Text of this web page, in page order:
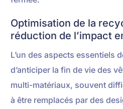
Optimisation de la
réduction de l’impact
L’un des aspects essentiels
d’anticiper la fin de vie des
multi-matériaux, souvent
à être remplacés par des